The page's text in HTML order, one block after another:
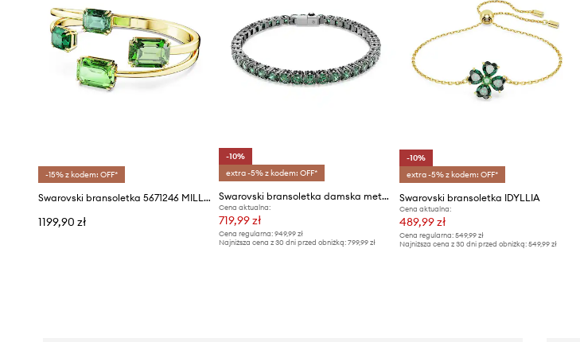
-15% z kodem: OFF*
Swarovski bransoletka 5671246 MILLENIA
1199,90 zł
-10%
extra -5% z kodem: OFF*
Swarovski bransoletka damska metalowa z kryształem Swarovski MATRIX
Cena aktualna:
719,99 zł
Cena regularna:949,99 zł
Najniższa cena z 30 dni przed obniżką:799,99 zł
-10%
extra -5% z kodem: OFF*
Swarovski bransoletka IDYLLIA
Cena aktualna:
489,99 zł
Cena regularna: 549,99 zł
Najniższa cena z 30 dni przed obniżką: 549,99 zł